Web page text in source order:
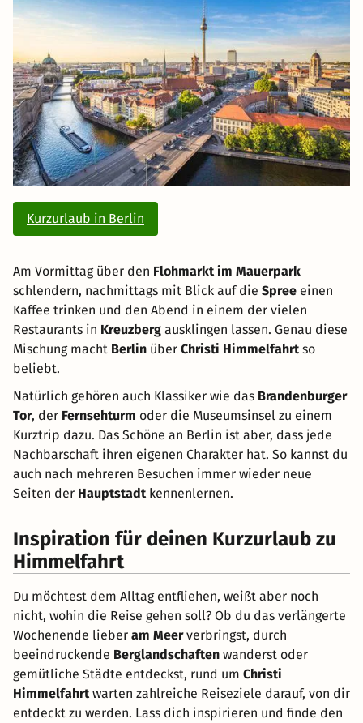
Kurzurlaub in Berlin
Am Vormittag über den Flohmarkt im Mauerpark
schlendern, nachmittags mit Blick auf die Spree einen
Kaffee trinken und den Abend in einem der vielen
Restaurants in Kreuzberg ausklingen lassen. Genau diese
Mischung macht Berlin über Christi Himmelfahrt so
beliebt.
Natürlich gehören auch Klassiker wie das Brandenburger
Tor, der Fernsehturm oder die Museumsinsel zu einem
Kurztrip dazu. Das Schöne an Berlin ist aber, dass jede
Nachbarschaft ihren eigenen Charakter hat. So kannst du
auch nach mehreren Besuchen immer wieder neue
Seiten der Hauptstadt kennenlernen.
Inspiration für deinen Kurzurlaub zu
Himmelfahrt
Du möchtest dem Alltag entfliehen, weißt aber noch
nicht, wohin die Reise gehen soll? Ob du das verlängerte
Wochenende lieber am Meerverbringst, durch
beeindruckende Berglandschaften wanderst oder
gemütliche Städte entdeckst, rund um Christi
Himmelfahrt warten zahlreiche Reiseziele darauf, von dir
entdeckt zu werden. Lass dich inspirieren und finde den